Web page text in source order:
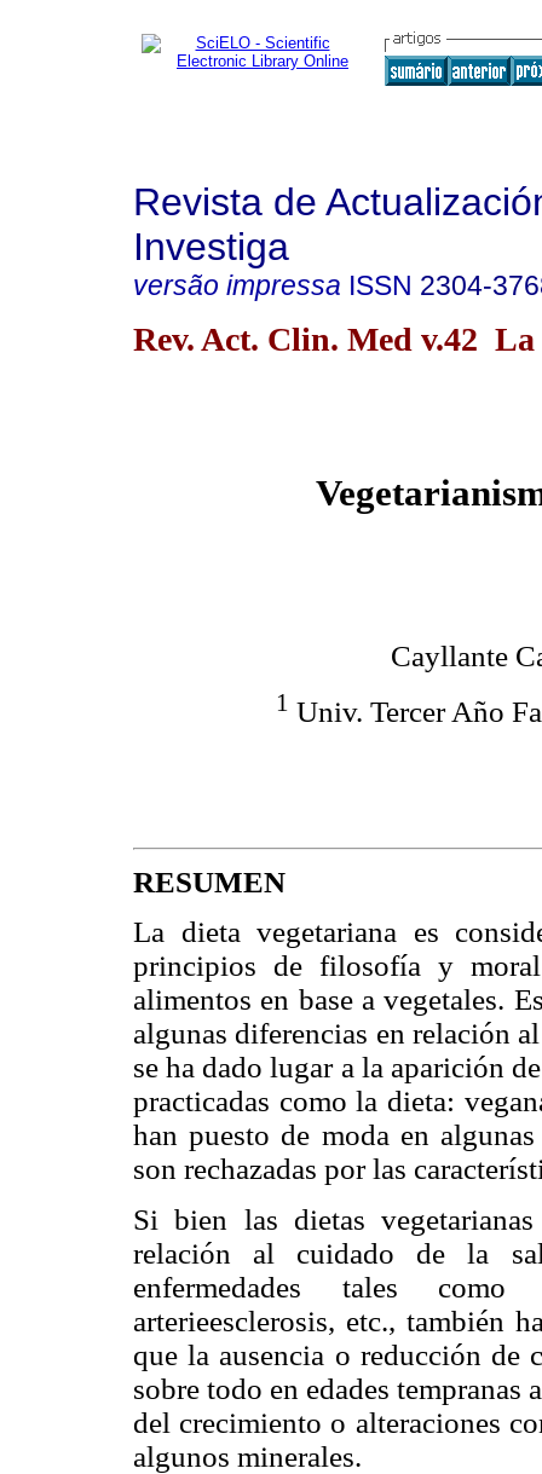
Revista de
Investiga
versão impressa ISSN 2304-
Rev. Act. Clin. Med v.42 La
Cayllante
1 Univ. Tercer Año
RESUMEN
La dieta vegetariana es
principios de filosofía y
alimentos en base a vegetales.
algunas diferencias en relación
se ha dado lugar a la aparición
practicadas como la dieta:
han puesto de moda en
son rechazadas por las
Si bien las dietas
relación al cuidado de la
enfermedades tales
arterieesclerosis, etc., también
que la ausencia o reducción de
sobre todo en edades
del crecimiento o alteraciones
algunos minerales.